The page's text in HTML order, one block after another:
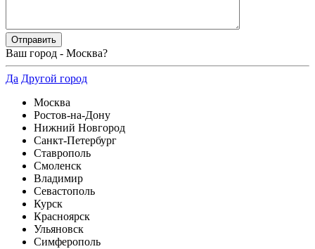
Ваш город - Москва?
Да Другой город
Москва
Ростов-на-Дону
Нижний Новгород
Санкт-Петербург
Ставрополь
Смоленск
Владимир
Севастополь
Курск
Красноярск
Ульяновск
Симферополь